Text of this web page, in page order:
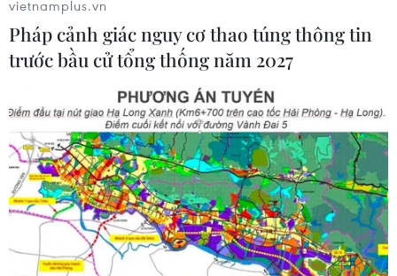
TIN LIÊN QUAN
vietnamplus.vn
Pháp cảnh giác nguy cơ thao túng thông tin
trước bầu cử tổng thống năm 2027